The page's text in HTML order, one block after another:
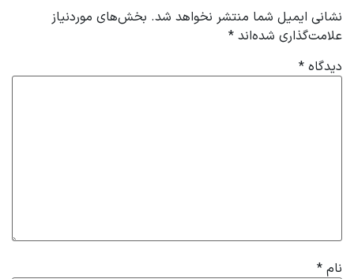
نشانی ایمیل شما منتشر نخواهد شد. بخش‌های موردنیاز
علامت‌گذاری شده‌اند *
دیدگاه *
نام *